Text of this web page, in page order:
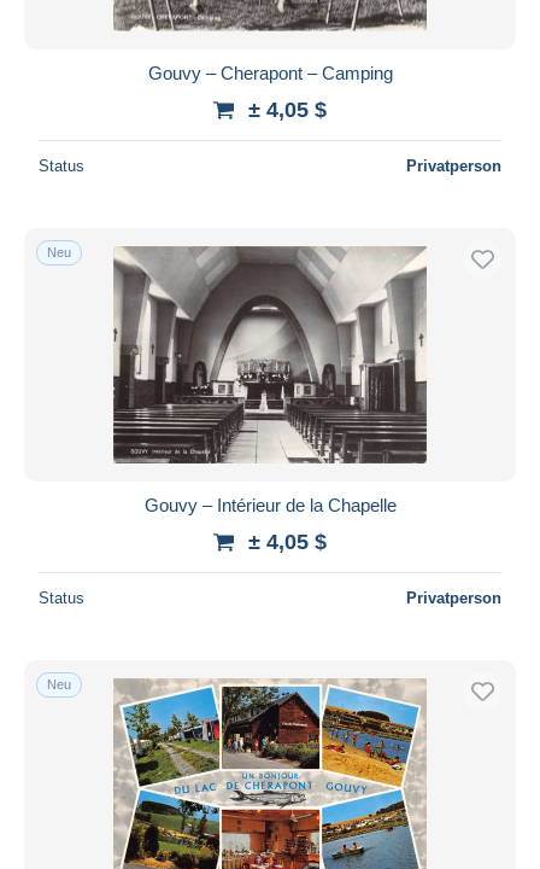
Gouvy – Cherapont – Camping
± 4,05 $
Status Privatperson
Neu
Gouvy – Intérieur de la Chapelle
± 4,05 $
Status Privatperson
Neu